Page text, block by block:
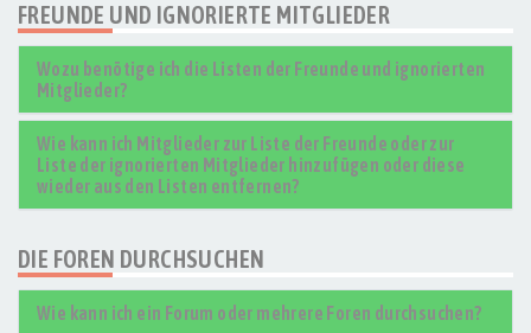
FREUNDE UND IGNORIERTE MITGLIEDER
Wozu benötige ich die Listen der Freunde und ignorierten
Mitglieder?
Wie kann ich Mitglieder zur Liste der Freunde oder zur
Liste der ignorierten Mitglieder hinzufügen oder diese
wieder aus den Listen entfernen?
DIE FOREN DURCHSUCHEN
Wie kann ich ein Forum oder mehrere Foren durchsuchen?